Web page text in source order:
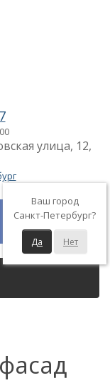
улица, 12,
Ваш город
Санкт-Петербург?
Да Нет